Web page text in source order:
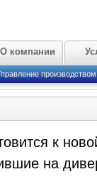
О компании
производством
к
на